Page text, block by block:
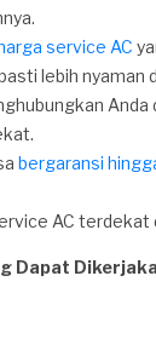
service AC
lebih nyaman
Anda
bergaransi
AC terdekat
Dapat